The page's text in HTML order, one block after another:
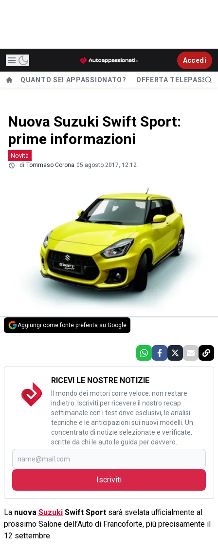
Accedi
QUANTO SEI APPASSIONATO? OFFERTA TELEPASS
Nuova Suzuki Swift Sport:
prime informazioni
Novità
di Tommaso Corona 05 agosto 2017, 12.12
Aggiungi come fonte preferita su Google
RICEVI LE NOSTRE NOTIZIE
Il mondo dei motori corre veloce: non restare
indietro. Iscriviti per ricevere il nostro recap
settimanale con i test drive esclusivi, le analisi
tecniche e le anticipazioni sui nuovi modelli. Un
concentrato di notizie selezionate e verificate,
scritte da chi le auto le guida per davvero.
Iscriviti
La nuova Suzuki Swift Sport sarà svelata ufficialmente al
prossimo Salone dell’Auto di Francoforte, più precisamente il
12 settembre.